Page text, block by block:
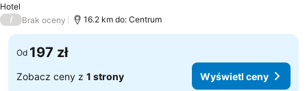
Hotel
/ Brak oceny 16.2 km do: Centrum
Od 197 zł
Zobacz ceny z 1 strony Wyświetl ceny